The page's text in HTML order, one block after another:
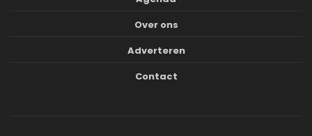
Over ons
Adverteren
Contact